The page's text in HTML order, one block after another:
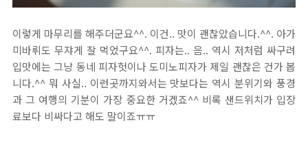
이렇게 마무리를 해주더군요^^. 이건.. 맛이 괜찮았습니다.^^. 아가
미바뤼도 무쟈게 잘 먹었구요^^. 피자는.. 음.. 역시 저처럼 싸구려
입맛에는 그냥 동네 피자헛이나 도미노피자가 제일 괜찮은 건가 봅
니다.^^ 뭐 사실.. 이런곳까지와서는 맛보다는 역시 분위기와 풍경
과 그 여행의 기분이 가장 중요한 거겠죠^^ 비록 샌드위치가 입장
료보다 비싸다고 해도 말이죠ㅠㅠ